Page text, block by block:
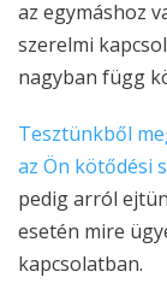
az egymáshoz
szerelmi
nagyban függ
Tesztünkből
az Ön kötődési
pedig arról
esetén mire
kapcsolatban.